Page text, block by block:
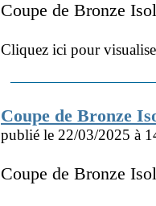
Coupe de Bronze
Cliquez ici pour
Coupe de Bronze
publié le 22/03/2025 à
Coupe de Bronze